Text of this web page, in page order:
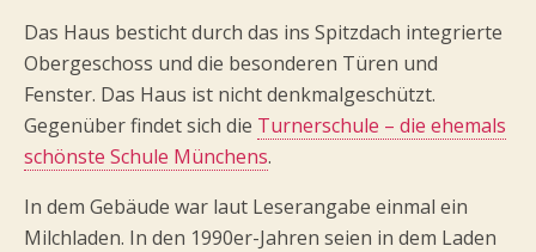
Das Haus besticht durch das ins Spitzdach integrierte
Obergeschoss und die besonderen Türen und
Fenster. Das Haus ist nicht denkmalgeschützt.
Gegenüber findet sich die Turnerschule – die ehemals
schönste Schule Münchens.
In dem Gebäude war laut Leserangabe einmal ein
Milchladen. In den 1990er-Jahren seien in dem Laden